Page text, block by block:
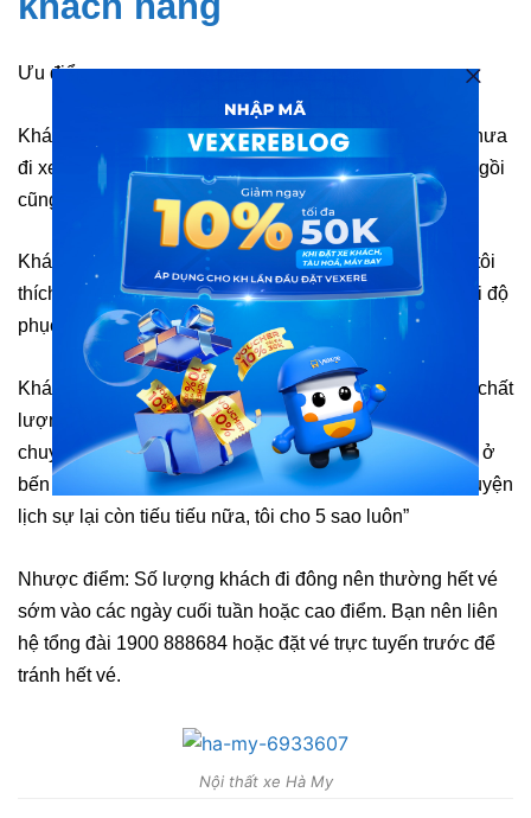
Ưu điểm
Khách hàng Quỳnh : “Đi từ bé tới lớn trước giờ cũng chưa
đi xe nào khác , chất lượng tốt , giá thành hợp lí , ghế ngồi
cũng tốt , nói chung tất cả đều tốt ……..“
Khách hàngTâm
Gia đình tôi đi xe Hà My 3 năm rồi .tôi
thích cách làm việc trình tự đàng hoàng của Hà My .thái độ
phục vụ cũng Ok.”
Khách hàngTrinh thanh khoa: “Xe Hà My giường nằm chất
lượng, ân cần chu đáo, xe lớn chạy đúng giờ, xe trung
chuyển vui vẻ lịch sự …cái anh mập mập trung chuyển ở
bến xe Sài Gòn vui tính lịch sự…tôi thk nó nhất, nói chuyện
lịch sự lại còn tiếu tiếu nữa, tôi cho 5 sao luôn”
Nhược điểm: Số lượng khách đi đông nên thường hết vé
sớm vào các ngày cuối tuần hoặc cao điểm. Bạn nên liên
hệ tổng đài 1900 888684 hoặc đặt vé trực tuyến trước để
tránh hết vé.
Nội thất xe Hà My